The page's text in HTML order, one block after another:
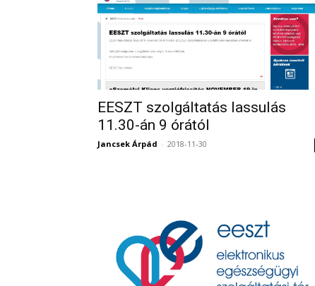
EESZT szolgáltatás lassulás
11.30-án 9 órától
Jancsek Árpád - 2018-11-30